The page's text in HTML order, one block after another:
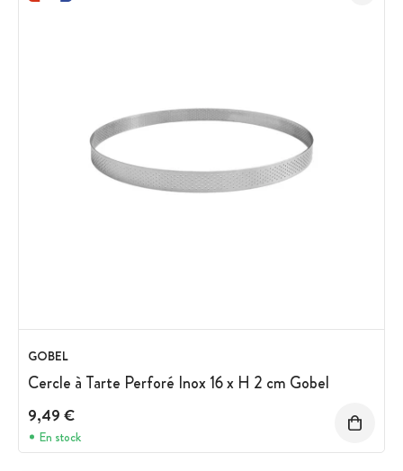
GOBEL
Cercle à Tarte Perforé Inox 16 x H 2 cm Gobel
9,49 €
En stock